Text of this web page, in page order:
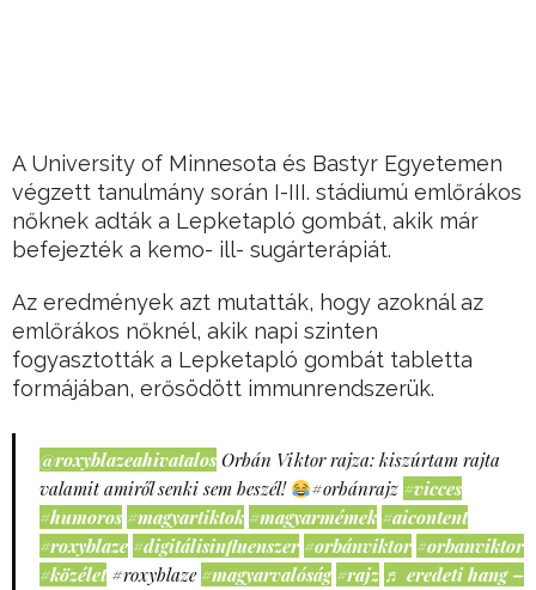
A University of Minnesota és Bastyr Egyetemen
végzett tanulmány során I-III. stádiumú emlőrákos
nőknek adták a Lepketapló gombát, akik már
befejezték a kemo- ill- sugárterápiát.
Az eredmények azt mutatták, hogy azoknál az
emlőrákos nőknél, akik napi szinten
fogyasztották a Lepketapló gombát tabletta
formájában, erősödött immunrendszerük.
@roxyblazeahivatalos Orbán Viktor rajza: kiszúrtam rajta
valamit amiről senki sem beszél!
#orbánrajz #vicces
#humoros #magyartiktok #magyarmémek #aicontent
#roxyblaze #digitálisinfluenszer #orbánviktor #orbanviktor
#közélet #roxyblaze #magyarvalóság #rajz ♬ eredeti hang –